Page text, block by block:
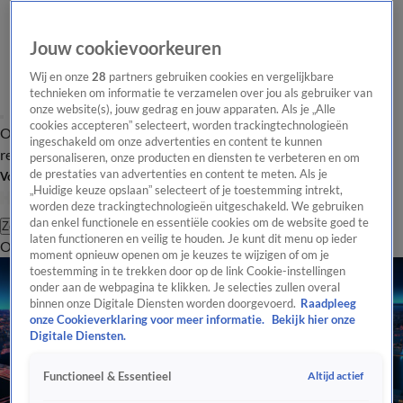
Overzicht Laatste nieuws Regionieuws Het beste van Hart
Tip de
redactie
Volg Hart van Nederland
Zoeken
OverzichtRegioUitzendingenWeerTip de redactiePanelVideo's
Jouw cookievoorkeuren
Wij en onze28 partners gebruiken cookies en vergelijkbare
technieken om informatie te verzamelen over jou als gebruiker van
onze website(s), jouw gedrag en jouw apparaten. Als je „Alle
cookies accepteren” selecteert, worden trackingtechnologieën
ingeschakeld om onze advertenties en content te kunnen
personaliseren, onze producten en diensten te verbeteren en om
de prestaties van advertenties en content te meten. Als je
„Huidige keuze opslaan” selecteert of je toestemming intrekt,
worden deze trackingtechnologieën uitgeschakeld. We gebruiken
dan enkel functionele en essentiële cookies om de website goed te
laten functioneren en veilig te houden. Je kunt dit menu op ieder
moment opnieuw openen om je keuzes te wijzigen of om je
toestemming in te trekken door op de link Cookie-instellingen
onder aan de webpagina te klikken. Je selecties zullen overal
binnen onze Digitale Diensten worden doorgevoerd. Raadpleeg
onze Cookieverklaring voor meer informatie.
Bekijk hier onze
Digitale Diensten.
Functioneel & Essentieel Altijd actief